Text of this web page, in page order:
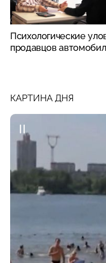
Психологические
продавцов
КАРТИНА ДНЯ